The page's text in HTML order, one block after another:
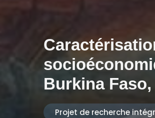
Burkina
Projet de recherche